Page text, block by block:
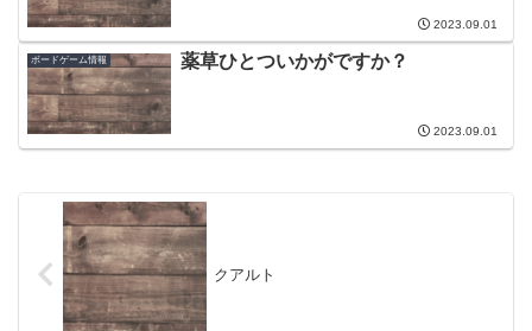
2023.09.01
ボードゲーム情報 薬草ひとついかがですか？
2023.09.01
クアルト